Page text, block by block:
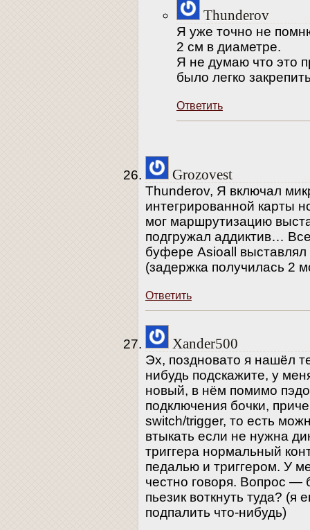
Thunderov
Я уже точно не
2 см в диаметре.
Я не думаю что это
было легко
Ответить
Grozovest
Thunderov, Я включал
интегрированной карты
мог маршрутизацию
подгружал аддиктив…
буфере Asioall
(задержка получилась 2
Ответить
Xander500
Эх, поздновато я нашёл
нибудь подскажите, у
новый, в нём помимо
подключения бочки,
switch/trigger, то есть
втыкать если не нужна
триггера нормальный
педалью и триггером. У
честно говоря. Вопрос —
пьезик воткнуть туда? (я
подпалить что-нибудь)